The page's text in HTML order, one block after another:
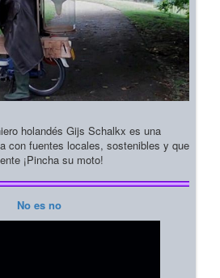
holandés Gijs Schalkx es una
con fuentes locales, sostenibles y que
¡Pincha su moto!
No es no